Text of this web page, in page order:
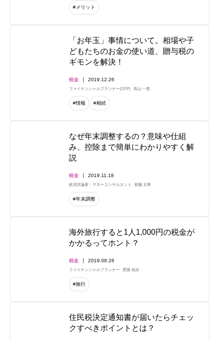
#メリット
「お年玉」事情について。相場や子
どもたちのお金の使い道、贈与税の
ギモンを解決！
税金 2019.12.26
ファイナンシャルプランナー(CFP) 高山 一恵
#情報 #相続
なぜ年末調整するの？意味や仕組
み、控除まで簡単にわかりやすく解
説
税金 2019.11.18
経済評論家・マネーコンサルタント 頼藤 太希
#年末調整
海外旅行すると1人1,000円の税金が
かかるってホント？
税金 2019.08.26
ファイナンシャルプランナー 肥後 知歩
#旅行
住民税決定通知書が届いたらチェッ
クすべきポイントとは？